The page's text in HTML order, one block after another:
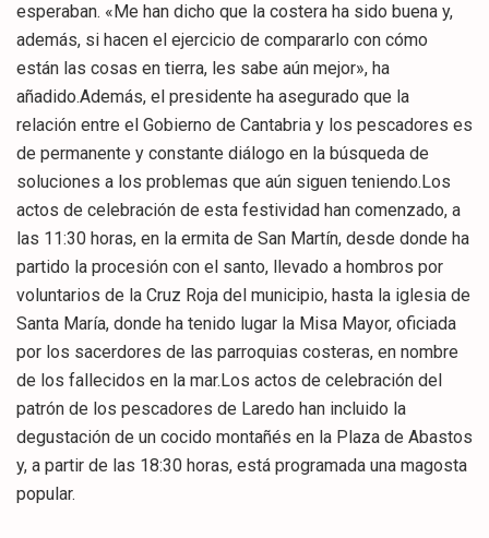
esperaban. «Me han dicho que la costera ha sido buena y,
además, si hacen el ejercicio de compararlo con cómo
están las cosas en tierra, les sabe aún mejor», ha
añadido.Además, el presidente ha asegurado que la
relación entre el Gobierno de Cantabria y los pescadores es
de permanente y constante diálogo en la búsqueda de
soluciones a los problemas que aún siguen teniendo.Los
actos de celebración de esta festividad han comenzado, a
las 11:30 horas, en la ermita de San Martín, desde donde ha
partido la procesión con el santo, llevado a hombros por
voluntarios de la Cruz Roja del municipio, hasta la iglesia de
Santa María, donde ha tenido lugar la Misa Mayor, oficiada
por los sacerdores de las parroquias costeras, en nombre
de los fallecidos en la mar.Los actos de celebración del
patrón de los pescadores de Laredo han incluido la
degustación de un cocido montañés en la Plaza de Abastos
y, a partir de las 18:30 horas, está programada una magosta
popular.